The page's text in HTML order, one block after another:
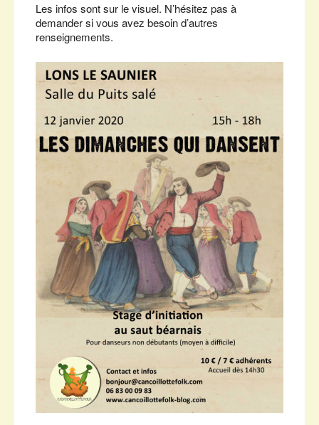
Les infos sont sur le visuel. N’hésitez pas à
demander si vous avez besoin d’autres
renseignements.